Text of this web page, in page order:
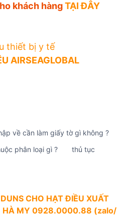
khách hàngTẠI ĐÂY
AIRSEAGLOBAL
về cần làm giấy tờ gì không ?
phân loại gì ?
thủ tục
CHO HẠT ĐIỀU XUẤT
HÀ MY 0928.0000.88 (zalo/